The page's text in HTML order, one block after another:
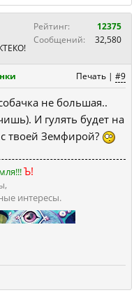
Рейтинг:
12375
Сообщений:
32,580
Печать | #9
не большая..
И гулять будет на
твоей Земфирой?
Ъ!
интересы.